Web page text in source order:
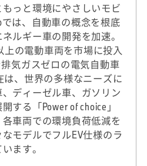
っと環境にやさしいモビ
では、自動車の概念を根底
ルギー車の開発を加速。
の電動車両を市場に投入
気ガスゼロの電気自動車
は、世界の多様なニーズに
ディーゼル車、ガソリン
する「Power of choice」
車両での環境負荷低減を
モデルでフルEV仕様のラ
ます。